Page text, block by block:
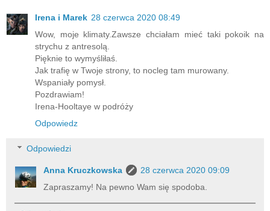
Irena i Marek 28 czerwca 2020 08:49
Wow, moje klimaty.Zawsze chciałam mieć taki pokoik na
strychu z antresolą.
Pięknie to wymyśliłaś.
Jak trafię w Twoje strony, to nocleg tam murowany.
Wspaniały pomysł.
Pozdrawiam!
Irena-Hooltaye w podróży
Odpowiedz
Odpowiedzi
Anna Kruczkowska
28 czerwca 2020 09:09
Zapraszamy! Na pewno Wam się spodoba.